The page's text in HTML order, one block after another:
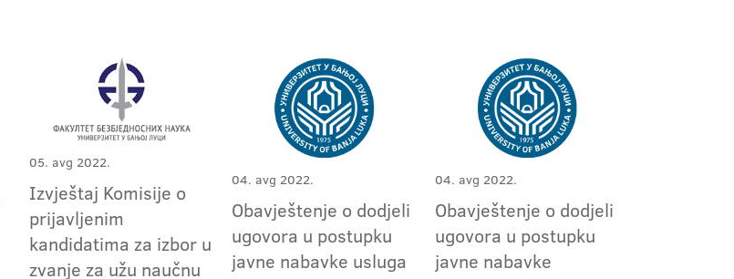
05. avg 2022.
Izvještaj Komisije o
prijavljenim
kandidatima za izbor u
zvanje za užu naučnu
04. avg 2022.
Obavještenje o dodjeli
ugovora u postupku
javne nabavke usluga
04. avg 2022.
Obavještenje o dodjeli
ugovora u postupku
javne nabavke